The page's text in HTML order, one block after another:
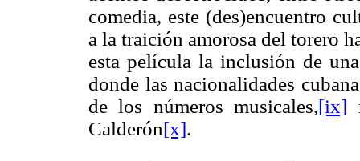
comedia, este (des)encuentro
a la traición amorosa del torero
esta película la inclusión de
donde las nacionalidades
de los números musicales,[ix]
Calderón[x].